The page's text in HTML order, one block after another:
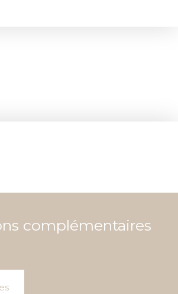
complémentaires